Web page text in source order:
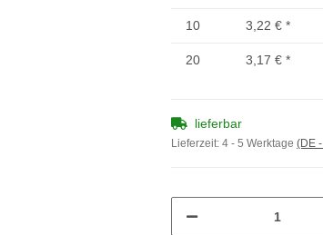
10 3,22 € *
20 3,17 € *
lieferbar
Lieferzeit: 4 - 5 Werktage (DE